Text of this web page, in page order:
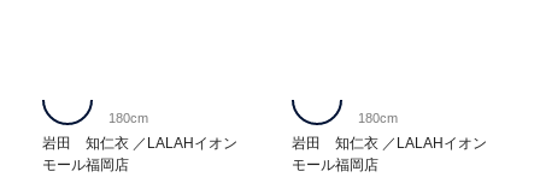
岩田 知仁衣
LALAHイオン
モール福岡店
180cm
岩田 知仁衣
LALAHイオン
モール福岡店
180cm